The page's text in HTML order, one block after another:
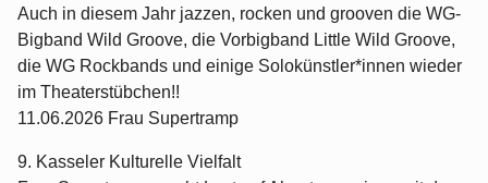
Auch in diesem Jahr jazzen, rocken und grooven die WG-
Bigband Wild Groove, die Vorbigband Little Wild Groove,
die WG Rockbands und einige Solokünstler*innen wieder
im Theaterstübchen!!
11.06.2026 Frau Supertramp
9. Kasseler Kulturelle Vielfalt